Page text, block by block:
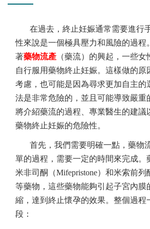
在過去，終止妊娠通常需要進行
性來說是一個極具壓力和風險的過程
著藥物流產 （藥流）的興起，一些
自行服用藥物終止妊娠。這樣做的原
考慮，也可能是因為尋求更加自主的
法是非常危險的，並且可能導致嚴重
將介紹藥流的過程、專業醫生的建議
藥物終止妊娠的危險性。
首先，我們需要明確一點，藥物
單的過程，需要一定的時間來完成。
米非司酮（Mifepristone）和米索前列
等藥物，這些藥物能夠引起子宮內膜
縮，達到終止懷孕的效果。整個過程
段：